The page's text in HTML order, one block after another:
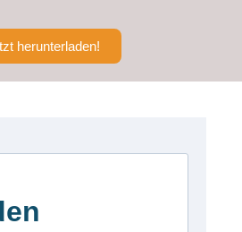
herunterladen!